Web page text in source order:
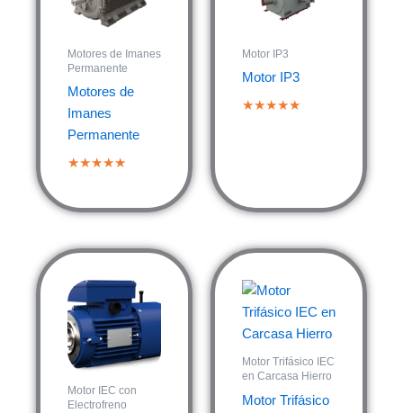
Motores de Imanes
Permanente
Motores de
Imanes
Permanente
★★★★★
Motor IP3
Motor IP3
★★★★★
Motor IEC con
Electrofreno
Motor Trifásico IEC
en Carcasa Hierro
Motor Trifásico